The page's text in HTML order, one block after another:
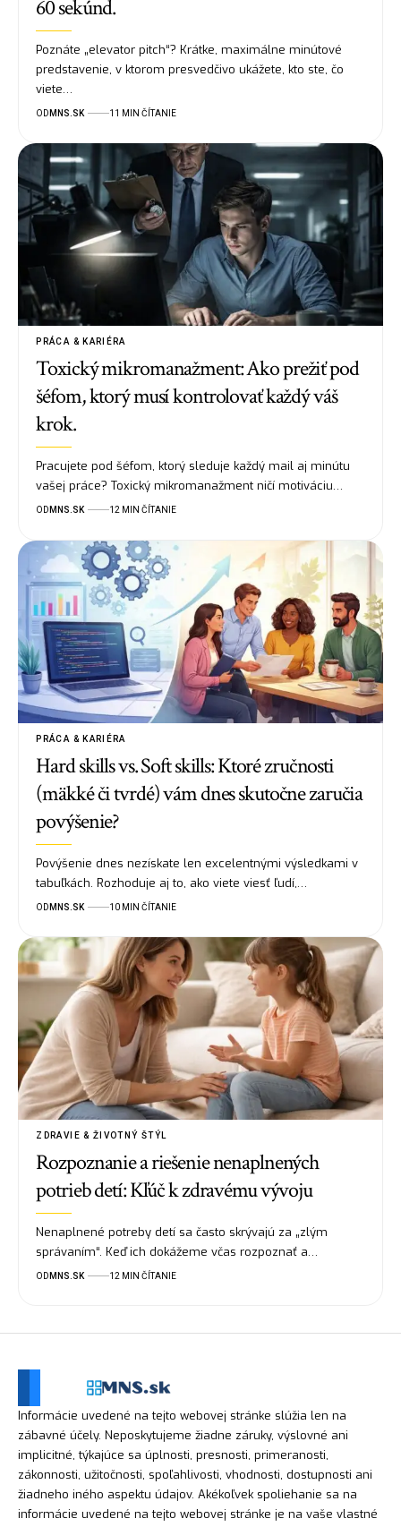
60 sekúnd.
Poznáte „elevator pitch“? Krátke, maximálne minútové
predstavenie, v ktorom presvedčivo ukážete, kto ste, čo
viete…
OD MNS.SK 11 MIN ČÍTANIE
PRÁCA & KARIÉRA
Toxický mikromanažment: Ako prežiť pod
šéfom, ktorý musí kontrolovať každý váš
krok.
Pracujete pod šéfom, ktorý sleduje každý mail aj minútu
vašej práce? Toxický mikromanažment ničí motiváciu…
OD MNS.SK 12 MIN ČÍTANIE
PRÁCA & KARIÉRA
Hard skills vs. Soft skills: Ktoré zručnosti
(mäkké či tvrdé) vám dnes skutočne zaručia
povýšenie?
Povýšenie dnes nezískate len excelentnými výsledkami v
tabuľkách. Rozhoduje aj to, ako viete viesť ľudí,…
OD MNS.SK 10 MIN ČÍTANIE
ZDRAVIE & ŽIVOTNÝ ŠTÝL
Rozpoznanie a riešenie nenaplnených
potrieb detí: Kľúč k zdravému vývoju
Nenaplnené potreby detí sa často skrývajú za „zlým
správaním“. Keď ich dokážeme včas rozpoznať a…
OD MNS.SK 12 MIN ČÍTANIE
Informácie uvedené na tejto webovej stránke slúžia len na
zábavné účely. Neposkytujeme žiadne záruky, výslovné ani
implicitné, týkajúce sa úplnosti, presnosti, primeranosti,
zákonnosti, užitočnosti, spoľahlivosti, vhodnosti, dostupnosti ani
žiadneho iného aspektu údajov. Akékoľvek spoliehanie sa na
informácie uvedené na tejto webovej stránke je na vaše vlastné